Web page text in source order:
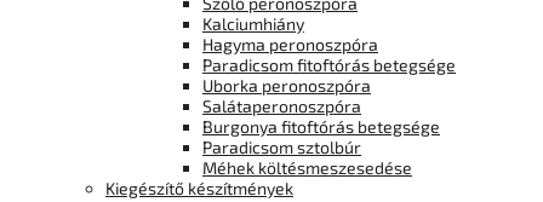
Kalciumhiány
Hagyma peronoszpóra
Paradicsom fitoftórás betegsége
Uborka peronoszpóra
Salátaperonoszpóra
Burgonya fitoftórás betegsége
Paradicsom sztolbúr
Méhek költésmeszesedése
Kiegészítő készítmények